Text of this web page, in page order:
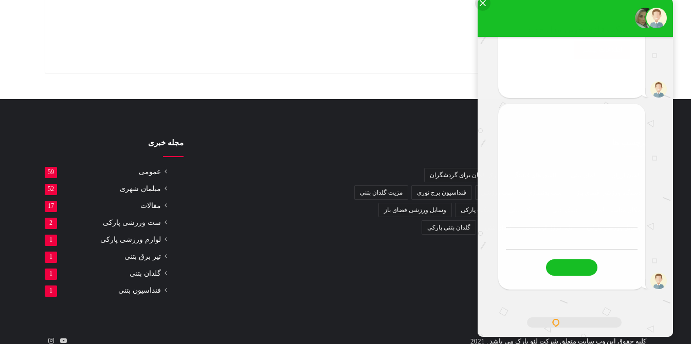
درک المان برای گردشگران
فنداسیون برج نوری مزیت گلدان بتنی
نیمکت پارکی وسایل ورزشی فضای باز
وسایل ورزشی پارکی پایه چراغ آلومینیوم گلدان بتنی گلدان بتنی پارکی
مجله خبری
عمومی 59
مبلمان شهری 52
مقالات 17
ست ورزشی پارکی 2
لوازم ورزشی پارکی 1
تیر برق بتنی 1
گلدان بتنی 1
فنداسیون بتنی 1
کلیه حقوق این وب سایت متعلق شرکت لئو پارک می باشد . 2021 یوتیوباینستاگرام